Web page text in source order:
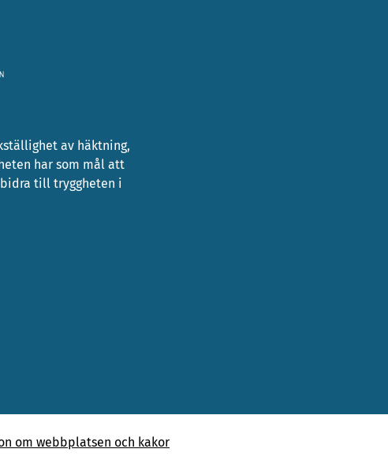
av häktning,
har som mål att
till tryggheten i
om webbplatsen och kakor